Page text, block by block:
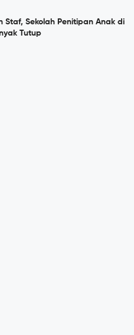
Staf, Sekolah Penitipan Anak di
Tutup